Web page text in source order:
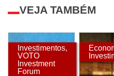
VEJA TAMBÉM
Investimentos,
VOTO
Investment
Forum